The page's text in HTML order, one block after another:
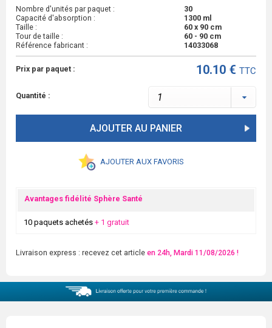
Nombre d'unités par paquet :
30
Capacité d'absorption :
1300 ml
Taille :
60 x 90 cm
Tour de taille :
60 - 90 cm
Référence fabricant :
14033068
Prix par paquet : 10.10 € TTC
Quantité :
AJOUTER AU PANIER
AJOUTER AUX FAVORIS
Avantages fidélité Sphère Santé
10 paquets achetés + 1 gratuit
Livraison express : recevez cet article en 24h, Mardi 11/08/2026 !